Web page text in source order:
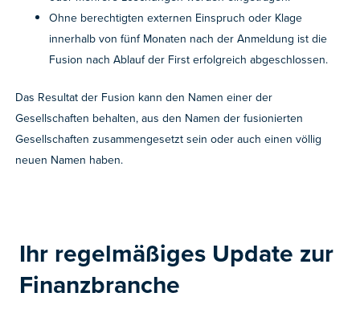
Ohne berechtigten externen Einspruch oder Klage
innerhalb von fünf Monaten nach der Anmeldung ist die
Fusion nach Ablauf der First erfolgreich abgeschlossen.
Das Resultat der Fusion kann den Namen einer der
Gesellschaften behalten, aus den Namen der fusionierten
Gesellschaften zusammengesetzt sein oder auch einen völlig
neuen Namen haben.
Ihr regelmäßiges Update zur
Finanzbranche ​